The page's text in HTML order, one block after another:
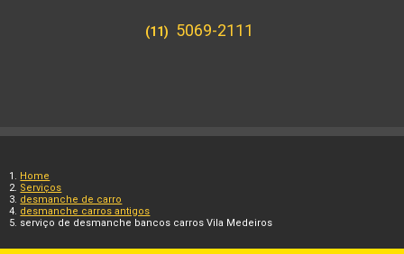
(11) 5069-2111
Home
Serviços
desmanche de carro
desmanche carros antigos
serviço de desmanche bancos carros Vila Medeiros